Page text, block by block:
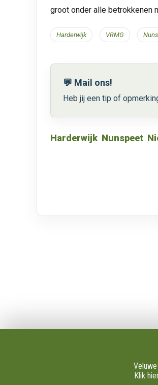
groot onder alle betrokkenen
Harderwijk VRMG
💬 Mail ons!
Heb jij een tip of
Harderwijk Nunspeet
Nieuwsredactie & Ambitie
Klik